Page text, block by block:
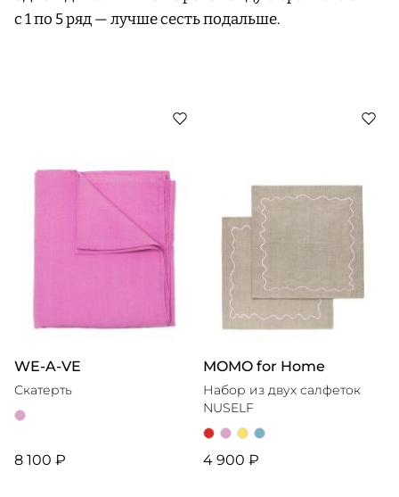
с 1 по 5 ряд — лучше сесть подальше.
WE-A-VE
Скатерть
8 100 ₽
MOMO for Home
Набор из двух салфеток
NUSELF
4 900 ₽